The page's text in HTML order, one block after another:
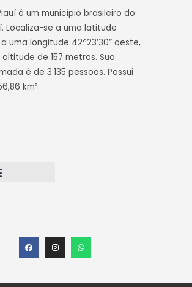
é um município brasileiro do
Localiza-se a uma latitude
a uma longitude 42º23’30” oeste,
de 157 metros. Sua
é de 3.135 pessoas. Possui
km².